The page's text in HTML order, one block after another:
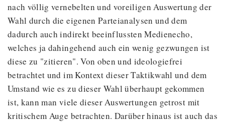
nach völlig vernebelten und voreiligen Auswertung der
Wahl durch die eigenen Parteianalysen und dem
dadurch auch indirekt beeinflussten Medienecho,
welches ja dahingehend auch ein wenig gezwungen ist
diese zu "zitieren". Von oben und ideologiefrei
betrachtet und im Kontext dieser Taktikwahl und dem
Umstand wie es zu dieser Wahl überhaupt gekommen
ist, kann man viele dieser Auswertungen getrost mit
kritischem Auge betrachten. Darüber hinaus ist auch das